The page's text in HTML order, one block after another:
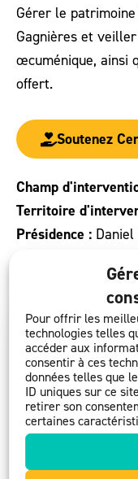
Pour offrir les
technologies telles
accéder aux
consentir à ces
données telles que
ID uniques sur ce
retirer son
certaines
Gérer le
Gagnières et
œcuménique, ainsi
offert.
Soutenez
Champ
Territoire
Présidence : Daniel